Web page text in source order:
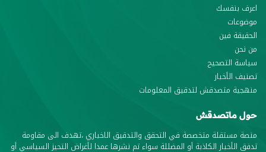
اعرف بنفسك
موضوعات
الحقيقة فين
من نحن
سياسة التصحيح
تصنيف الأخبار
منهجية متصدقش لتدقيق المعلومات
حول ماتصدقش
منصة مستقلة متخصصة في التحقق والتدقيق الاخباري ،تهدف الى مقاومة
تدفق الأخبار الكاذبة أو المضللة سواء تم نشرها عمدا لأغراض التحيز السياسي أو